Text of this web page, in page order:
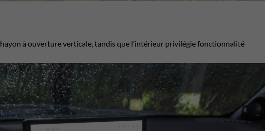
à ouverture verticale, tandis que l’intérieur privilégie fonctionnalité